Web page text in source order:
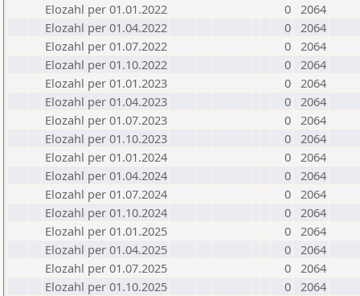
Elozahl per 01.01.2022
0 2064
Elozahl per 01.04.2022
0 2064
Elozahl per 01.07.2022
0 2064
Elozahl per 01.10.2022
0 2064
Elozahl per 01.01.2023
0 2064
Elozahl per 01.04.2023
0 2064
Elozahl per 01.07.2023
0 2064
Elozahl per 01.10.2023
0 2064
Elozahl per 01.01.2024
0 2064
Elozahl per 01.04.2024
0 2064
Elozahl per 01.07.2024
0 2064
Elozahl per 01.10.2024
0 2064
Elozahl per 01.01.2025
0 2064
Elozahl per 01.04.2025
0 2064
Elozahl per 01.07.2025
0 2064
Elozahl per 01.10.2025
0 2064